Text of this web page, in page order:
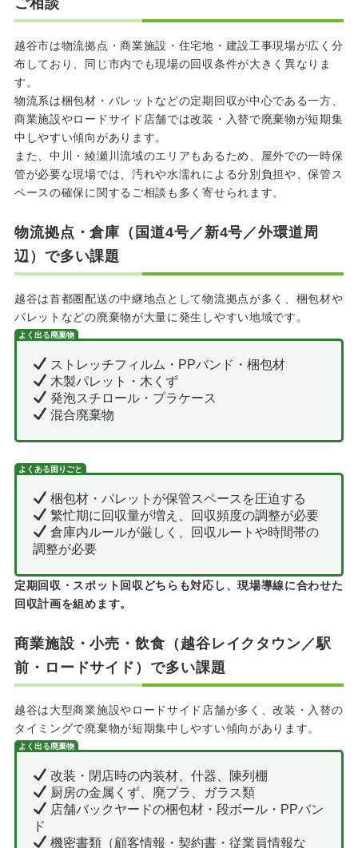
越谷市は物流拠点・商業施設・住宅地・建設工事現場が広く分
布しており、同じ市内でも現場の回収条件が大きく異なりま
す。
物流系は梱包材・パレットなどの定期回収が中心である一方、
商業施設やロードサイド店舗では改装・入替で廃棄物が短期集
中しやすい傾向があります。
また、中川・綾瀬川流域のエリアもあるため、屋外での一時保
管が必要な現場では、汚れや水濡れによる分別負担や、保管ス
ペースの確保に関するご相談も多く寄せられます。
物流拠点・倉庫（国道4号／新4号／外環道周
辺）で多い課題
越谷は首都圏配送の中継地点として物流拠点が多く、梱包材や
パレットなどの廃棄物が大量に発生しやすい地域です。
よく出る廃棄物
ストレッチフィルム・PPバンド・梱包材
木製パレット・木くず
発泡スチロール・プラケース
混合廃棄物
よくある困りごと
梱包材・パレットが保管スペースを圧迫する
繁忙期に回収量が増え、回収頻度の調整が必要
倉庫内ルールが厳しく、回収ルートや時間帯の
調整が必要
定期回収・スポット回収どちらも対応し、現場導線に合わせた
回収計画を組めます。
商業施設・小売・飲食（越谷レイクタウン／駅
前・ロードサイド）で多い課題
越谷は大型商業施設やロードサイド店舗が多く、改装・入替の
タイミングで廃棄物が短期集中しやすい傾向があります。
よく出る廃棄物
改装・閉店時の内装材、什器、陳列棚
厨房の金属くず、廃プラ、ガラス類
店舗バックヤードの梱包材・段ボール・PPバン
ド
機密書類（顧客情報・契約書・従業員情報な